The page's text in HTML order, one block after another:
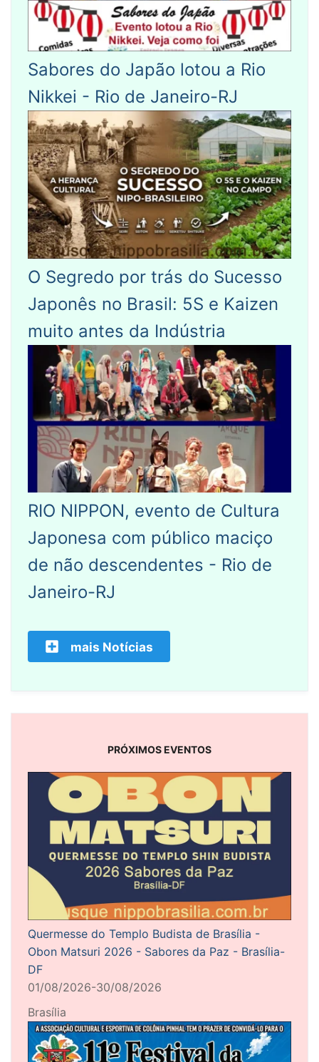
Sabores do Japão lotou a Rio
Nikkei - Rio de Janeiro-RJ
O Segredo por trás do Sucesso
Japonês no Brasil: 5S e Kaizen
muito antes da Indústria
RIO NIPPON, evento de Cultura
Japonesa com público maciço
de não descendentes - Rio de
Janeiro-RJ
mais Notícias
PRÓXIMOS EVENTOS
Quermesse do Templo Budista de Brasília -
Obon Matsuri 2026 - Sabores da Paz - Brasília-
DF
01/08/2026-30/08/2026
Brasília